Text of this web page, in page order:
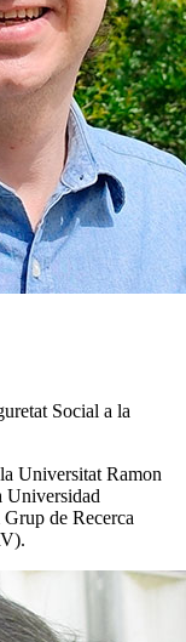
Social a la
Universitat Ramon
de Recerca